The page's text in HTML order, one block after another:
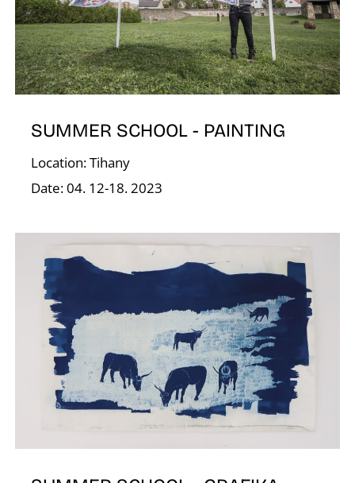
SUMMER SCHOOL - PAINTING
Location: Tihany
Date: 04. 12-18. 2023